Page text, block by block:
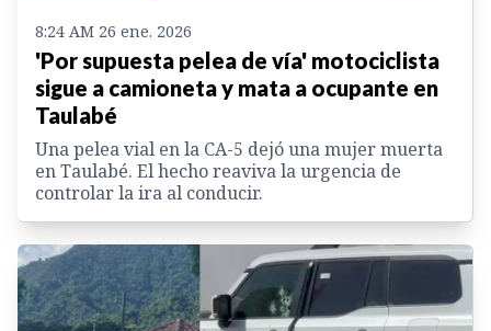
8:24 AM 26 ene. 2026
'Por supuesta pelea de vía' motociclista
sigue a camioneta y mata a ocupante en
Taulabé
Una pelea vial en la CA-5 dejó una mujer muerta
en Taulabé. El hecho reaviva la urgencia de
controlar la ira al conducir.